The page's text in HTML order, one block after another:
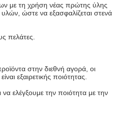
με τη χρήση νέας πρώτης ύλης
ώστε να εξασφαλίζεται στενά
πελάτες.
στην διεθνή αγορά, οι
εξαιρετικής ποιότητας.
να ελέγξουμε την ποιότητα με την